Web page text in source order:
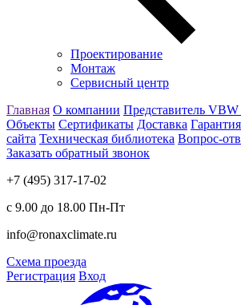
Проектирование
Монтаж
Сервисный центр
Главная О компании Представитель
Объекты Сертификаты Доставка
сайта Техническая библиотека Вопрос-
Заказать обратный звонок
+7 (495) 317-17-02
с 9.00 до 18.00 Пн-Пт
info@ronaxclimate.ru
Схема проезда
Регистрация Вход